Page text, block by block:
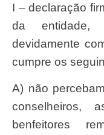
I – declaração firmada pelo representante legal
da entidade,
devidamente
cumpre os
a) não percebam seus dirigentes estatutários,
conselheiros,
benfeitores